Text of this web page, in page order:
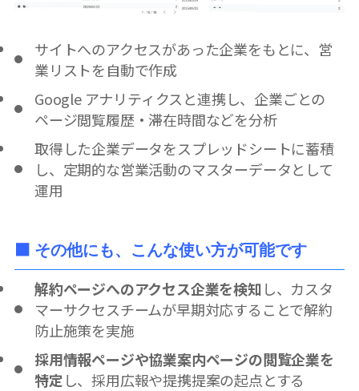
サイトへのアクセスがあった企業をもとに、営
業リストを自動で作成
Google アナリティクスと連携し、企業ごとの
ページ閲覧履歴・滞在時間などを分析
取得した企業データをスプレッドシートに蓄積
し、定期的な営業活動のマスターデータとして
運用
⬛ その他にも、こんな使い方が可能です
解約ページへのアクセス企業を検知し、カスタ
マーサクセスチームが早期対応することで解約
防止施策を実施
採用情報ページや協業案内ページの閲覧企業を
特定し、採用広報や提携提案の起点とする